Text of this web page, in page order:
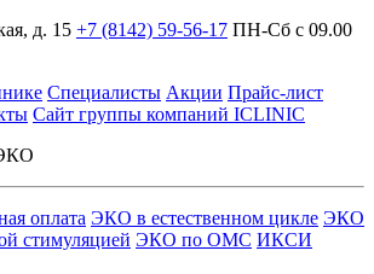
д. 15 +7 (8142) 59-56-17 ПН-Сб с 09.00
Специалисты Акции Прайс-лист
Сайт группы компаний ICLINIC
оплата ЭКО в естественном цикле ЭКО
стимуляцией ЭКО по ОМС ИКСИ